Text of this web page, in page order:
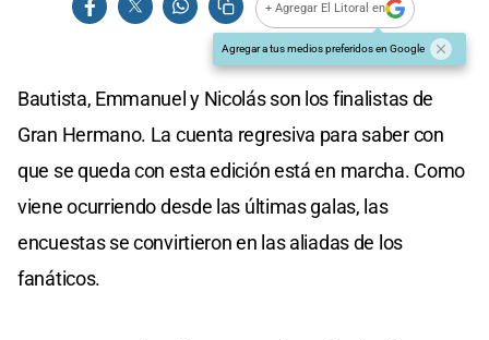
+ Agregar El Litoral en
Agregar a tus medios preferidos en Google
Bautista, Emmanuel y Nicolás son los finalistas de
Gran Hermano. La cuenta regresiva para saber con
que se queda con esta edición está en marcha. Como
viene ocurriendo desde las últimas galas, las
encuestas se convirtieron en las aliadas de los
fanáticos.